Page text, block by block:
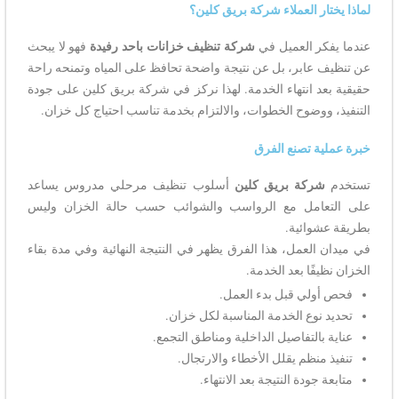
لماذا يختار العملاء شركة بريق كلين؟
عندما يفكر العميل في شركة تنظيف خزانات باحد رفيدة فهو لا يبحث
عن تنظيف عابر، بل عن نتيجة واضحة تحافظ على المياه وتمنحه راحة
حقيقية بعد انتهاء الخدمة. لهذا نركز في شركة بريق كلين على جودة
التنفيذ، ووضوح الخطوات، والالتزام بخدمة تناسب احتياج كل خزان.
خبرة عملية تصنع الفرق
تستخدم شركة بريق كلين أسلوب تنظيف مرحلي مدروس يساعد
على التعامل مع الرواسب والشوائب حسب حالة الخزان وليس
بطريقة عشوائية.
في ميدان العمل، هذا الفرق يظهر في النتيجة النهائية وفي مدة بقاء
الخزان نظيفًا بعد الخدمة.
فحص أولي قبل بدء العمل.
تحديد نوع الخدمة المناسبة لكل خزان.
عناية بالتفاصيل الداخلية ومناطق التجمع.
تنفيذ منظم يقلل الأخطاء والارتجال.
متابعة جودة النتيجة بعد الانتهاء.